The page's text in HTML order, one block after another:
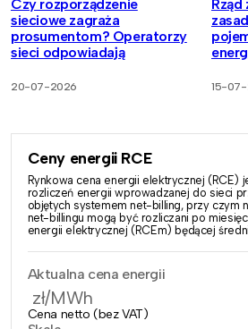
Czy rozporządzenie
sieciowe zagraża
prosumentom? Operatorzy
sieci odpowiadają
20-07-2026
Rząd
15-
Ceny energii RCE
Rynkowa cena energii elektrycznej (RCE)
rozliczeń energii wprowadzanej do sieci
objętych systemem net-billing, przy czym
net-billingu mogą być rozliczani po
energii elektrycznej (RCEm) będącej
Aktualna cena energii
zł/MWh
Cena netto (bez VAT)